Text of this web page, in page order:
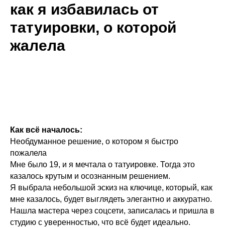
как я избавилась от
татуировки, о которой
жалела
Как всё началось:
Необдуманное решение, о котором я быстро
пожалела
Мне было 19, и я мечтала о татуировке. Тогда это
казалось крутым и осознанным решением.
Я выбрала небольшой эскиз на ключице, который, как
мне казалось, будет выглядеть элегантно и аккуратно.
Нашла мастера через соцсети, записалась и пришла в
студию с уверенностью, что всё будет идеально.